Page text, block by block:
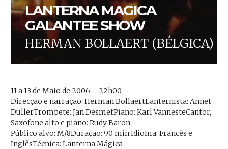
LANTERNA MAGICA
GALANTEE SHOW
HERMAN BOLLAERT (BÉLGICA)
11 a 13 de Maio de 2006 – 22h00
Direcção e narração: Herman BollaertLanternista: Annet
DullerTrompete: Jan DesmetPiano: Karl VannesteCantor,
Saxofone alto e piano: Rudy Baron
Público alvo: M/8Duração: 90 min.Idioma: Francês e
InglêsTécnica: Lanterna Mágica